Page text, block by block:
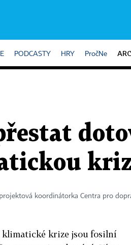
PODCASTY HRY PročNe
koordinátorka Centra pro
klimatické krize jsou fosilní